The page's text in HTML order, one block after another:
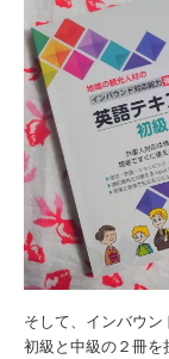
そして、インバウン
初級と中級の２冊を